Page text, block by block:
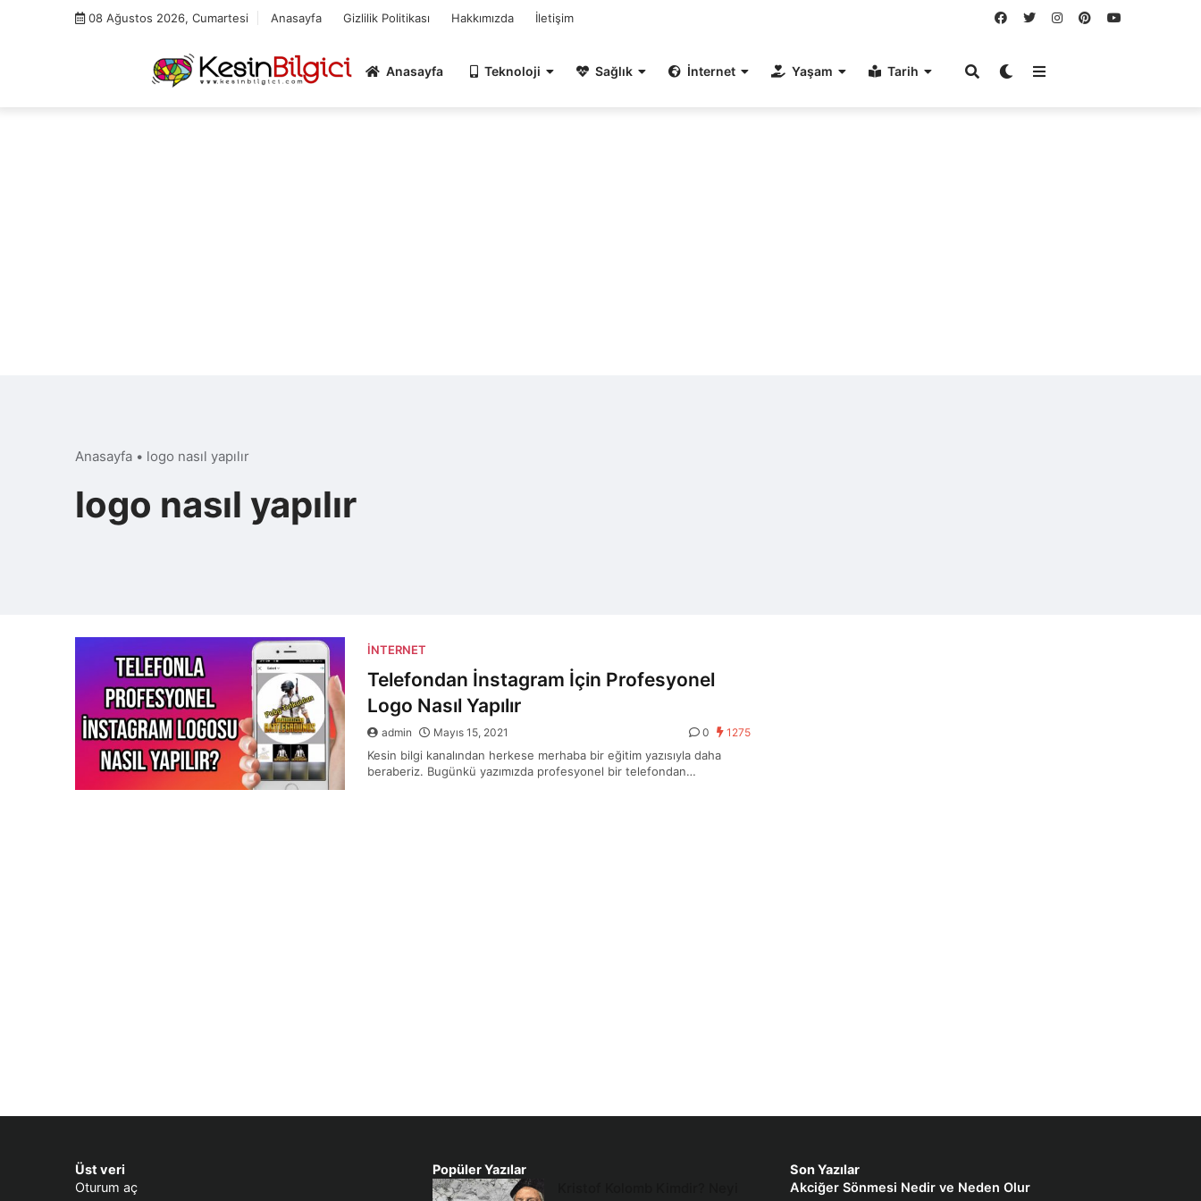
08 Ağustos 2026, Cumartesi Anasayfa Gizlilik Politikası Hakkımızda İletişim
Anasayfa Teknoloji Sağlık İnternet Yaşam Tarih
Anasayfa • logo nasıl yapılır
logo nasıl yapılır
İNTERNET
Telefondan İnstagram İçin Profesyonel
Logo Nasıl Yapılır
admin Mayıs 15, 2021 0 1275
Kesin bilgi kanalından herkese merhaba bir eğitim yazısıyla daha
beraberiz. Bugünkü yazımızda profesyonel bir telefondan…
Üst veri
Oturum aç
Popüler Yazılar
Son Yazılar
Akciğer Sönmesi Nedir ve Neden Olur